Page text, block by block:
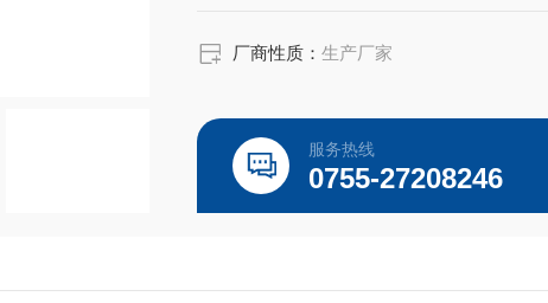
厂商性质：生产厂家
服务热线
0755-27208246